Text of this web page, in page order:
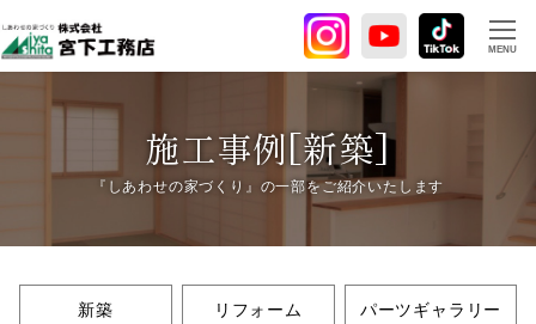
イ
ン
へ
MENU
施工事例[新築]
新築 リフォーム パーツギャラリー